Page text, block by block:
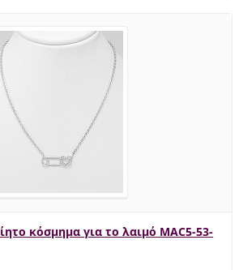
κόσμημα για το λαιμό MAC5-53-